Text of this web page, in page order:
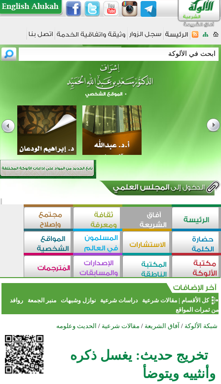
كل الأقسام |مقالات شرعية دراسات شرعية نوازل وشبهات منبر الجمعة
روافد
من ثمرات المواقع
شبكة الألوكة / آفاق الشريعة / مقالات شرعية / الحديث وعلومه
تخريج حديث: يغسل ذكره
وأنثييه ويتوضأ